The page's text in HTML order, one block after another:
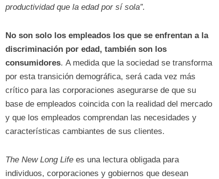
productividad que la edad por sí sola”.
No son solo los empleados los que se enfrentan a la
discriminación por edad, también son los
consumidores. A medida que la sociedad se transforma
por esta transición demográfica, será cada vez más
crítico para las corporaciones asegurarse de que su
base de empleados coincida con la realidad del mercado
y que los empleados comprendan las necesidades y
características cambiantes de sus clientes.
The New Long Life es una lectura obligada para
individuos, corporaciones y gobiernos que desean